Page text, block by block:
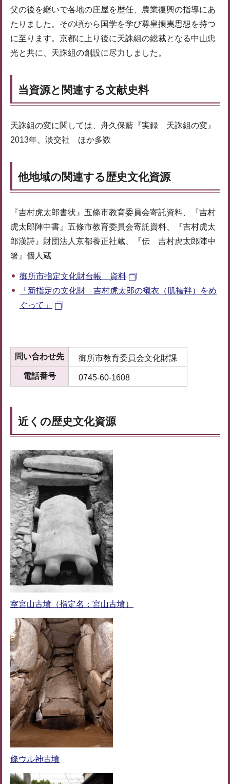
父の後を継いで各地の庄屋を歴任、農業復興の指導にあ
たりました。その頃から国学を学び尊皇攘夷思想を持つ
に至ります。京都に上り後に天誅組の総裁となる中山忠
光と共に、天誅組の創設に尽力しました。
当資源と関連する文献史料
天誅組の変に関しては、舟久保藍『実録 天誅組の変』
2013年、淡交社 ほか多数
他地域の関連する歴史文化資源
『吉村虎太郎書状』五條市教育委員会寄託資料、『吉村
虎太郎陣中書』五條市教育委員会寄託資料、『吉村虎太
郎漢詩』財団法人京都養正社蔵、『伝 吉村虎太郎陣中
箸』個人蔵
御所市指定文化財台帳 資料
「新指定の文化財 吉村虎太郎の襯衣（肌襦袢）をめ
ぐって」
問い合わせ先 御所市教育委員会文化財課
電話番号 0745-60-1608
近くの歴史文化資源
室宮山古墳（指定名：宮山古墳）
條ウル神古墳